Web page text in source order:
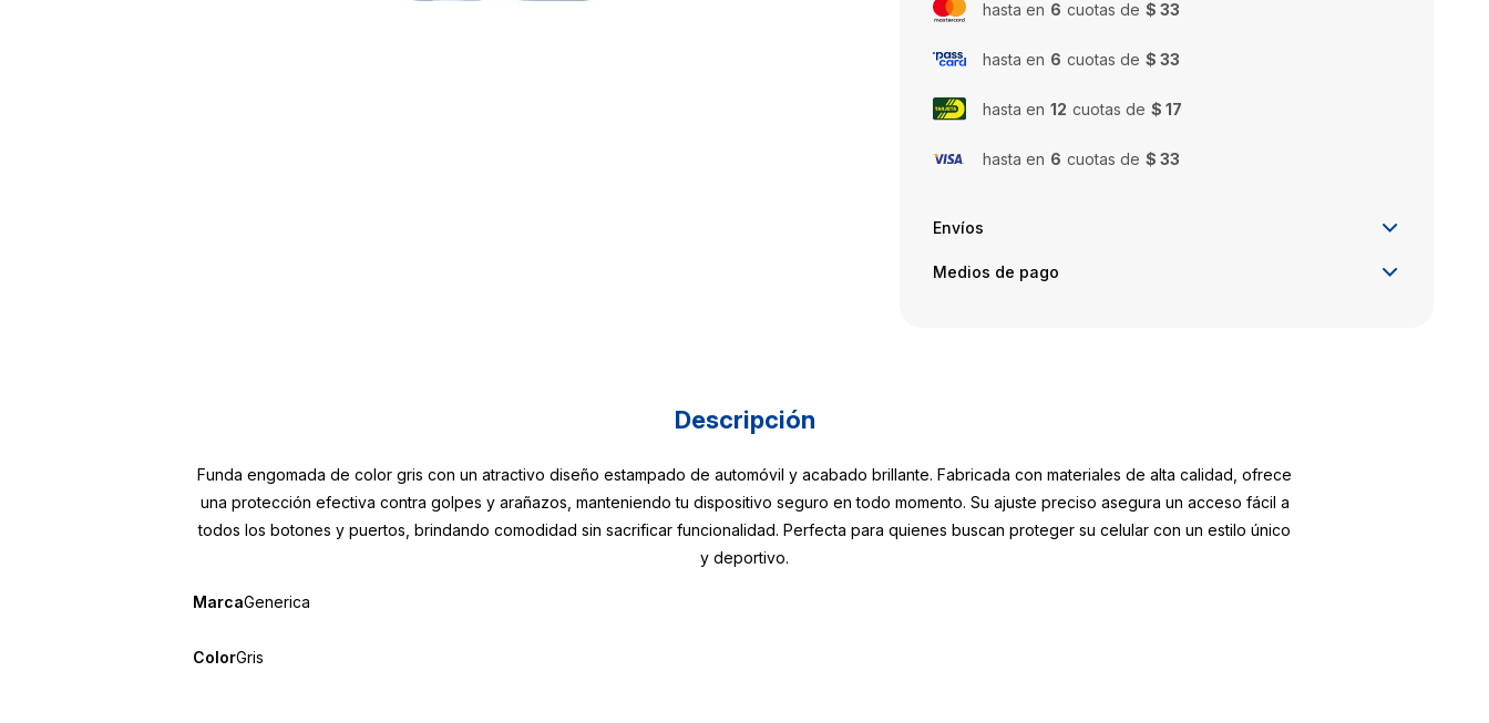
hasta en 6 cuotas de $ 33
hasta en 6 cuotas de $ 33
hasta en 12 cuotas de $ 17
hasta en 6 cuotas de $ 33
Envíos
Medios de pago
Descripción
Funda engomada de color gris con un atractivo diseño estampado de automóvil y acabado brillante. Fabricada con materiales de alta calidad, ofrece
una protección efectiva contra golpes y arañazos, manteniendo tu dispositivo seguro en todo momento. Su ajuste preciso asegura un acceso fácil a
todos los botones y puertos, brindando comodidad sin sacrificar funcionalidad. Perfecta para quienes buscan proteger su celular con un estilo único
y deportivo.
MarcaGenerica
ColorGris